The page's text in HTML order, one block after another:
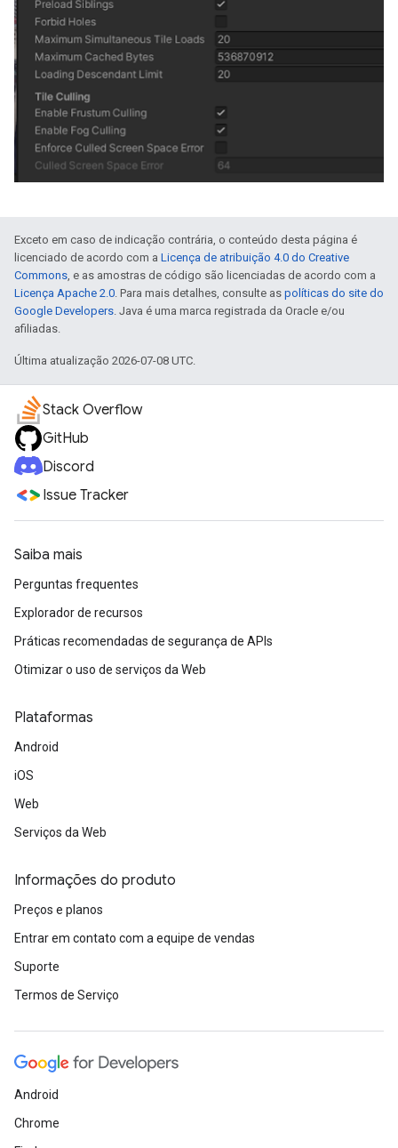
Exceto em caso de indicação contrária, o conteúdo desta página é
licenciado de acordo com a Licença de atribuição 4.0 do Creative
Commons , e as amostras de código são licenciadas de acordo com a
Licença Apache 2.0 . Para mais detalhes, consulte as políticas do site do
Google Developers . Java é uma marca registrada da Oracle e/ou
afiliadas.
Última atualização 2026-07-08 UTC.
Stack Overflow
GitHub
Discord
Issue Tracker
Saiba mais
Perguntas frequentes
Explorador de recursos
Práticas recomendadas de segurança de APIs
Otimizar o uso de serviços da Web
Plataformas
Android
iOS
Web
Serviços da Web
Informações do produto
Preços e planos
Entrar em contato com a equipe de vendas
Suporte
Termos de Serviço
Android
Chrome